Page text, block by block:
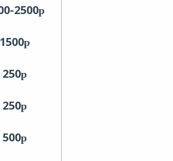
2500
1500
250
250
500